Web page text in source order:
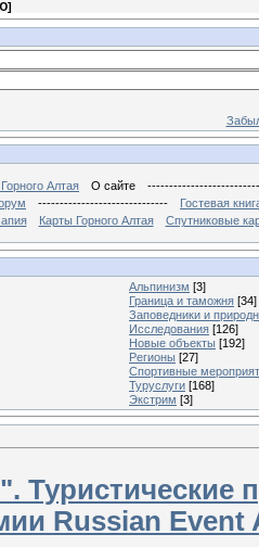
]
Алтая О сайте
------------------------------
Гостевая
Карты Горного Алтая Спутниковые
Альпинизм [3]
Граница и таможня [34]
Заповедники и
Исследования [126]
Новые объекты [192]
Регионы [27]
Спортивные
Туруслуги [168]
Экстрим [3]
Туристические
Russian Event